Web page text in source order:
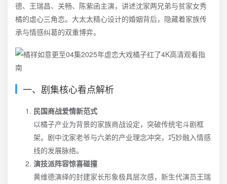
德、王瑞昌、关畅、陈紫函主演，讲述沈家两兄弟与贫家女秀
橘的虐心三角恋。大太太精心设计的婚姻背后，隐藏着家族传
承与情感纠葛的双重博弈。
一、剧集核心看点解析
民国商战爱情新范式
以橘子产业为背景的家族商战设定，突破传统宅斗剧框
架。剧中沈家老爷与六弟的产业理念冲突，巧妙融入情感
线的发展脉络。
演技派阵容惊喜碰撞
黄维德演绎的封建家长形象极具层次感，新生代演员王瑞